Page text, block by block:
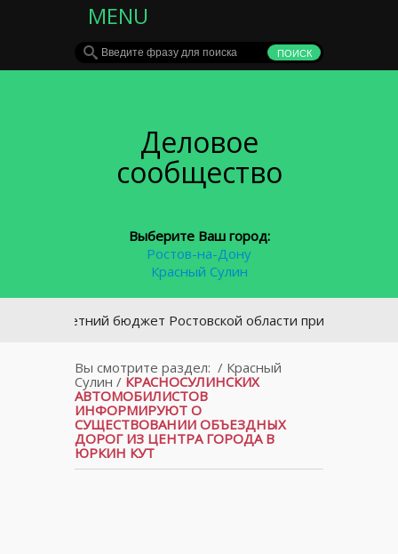
MENU
Деловое
сообщество
Выберите Ваш город:
Ростов-на-Дону
Красный Сулин
бюджет Ростовской области принят во втором
Вы смотрите раздел: / Красный
Сулин / КРАСНОСУЛИНСКИХ
АВТОМОБИЛИСТОВ
ИНФОРМИРУЮТ О
СУЩЕСТВОВАНИИ ОБЪЕЗДНЫХ
ДОРОГ ИЗ ЦЕНТРА ГОРОДА В
ЮРКИН КУТ